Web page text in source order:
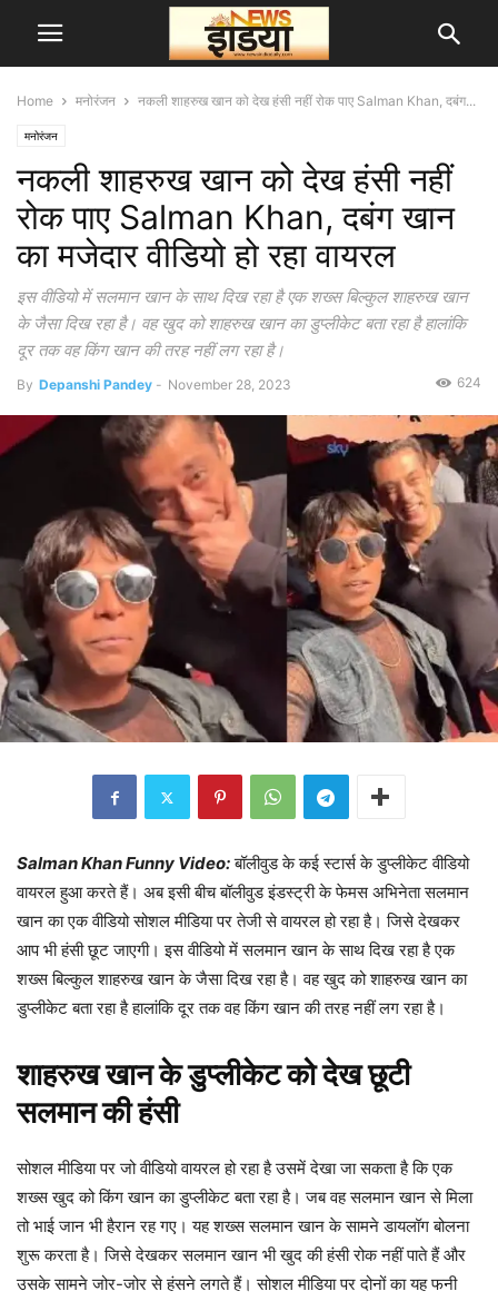
Home मनोरंजन नकली शाहरुख खान को देख हंसी नहीं रोक पाए Salman Khan, दबंग...
मनोरंजन
नकली शाहरुख खान को देख हंसी नहीं
रोक पाए Salman Khan, दबंग खान
का मजेदार वीडियो हो रहा वायरल
इस वीडियो में सलमान खान के साथ दिख रहा है एक शख्स बिल्कुल शाहरुख खान
के जैसा दिख रहा है। वह खुद को शाहरुख खान का डुप्लीकेट बता रहा है हालांकि
दूर तक वह किंग खान की तरह नहीं लग रहा है।
By Depanshi Pandey - November 28, 2023 624
Salman Khan Funny Video:बॉलीवुड के कई स्टार्स के डुप्लीकेट वीडियो
वायरल हुआ करते हैं। अब इसी बीच बॉलीवुड इंडस्ट्री के फेमस अभिनेता सलमान
खान का एक वीडियो सोशल मीडिया पर तेजी से वायरल हो रहा है। जिसे देखकर
आप भी हंसी छूट जाएगी। इस वीडियो में सलमान खान के साथ दिख रहा है एक
शख्स बिल्कुल शाहरुख खान के जैसा दिख रहा है। वह खुद को शाहरुख खान का
डुप्लीकेट बता रहा है हालांकि दूर तक वह किंग खान की तरह नहीं लग रहा है।
शाहरुख खान के डुप्लीकेट को देख छूटी
सलमान की हंसी
सोशल मीडिया पर जो वीडियो वायरल हो रहा है उसमें देखा जा सकता है कि एक
शख्स खुद को किंग खान का डुप्लीकेट बता रहा है। जब वह सलमान खान से मिला
तो भाई जान भी हैरान रह गए। यह शख्स सलमान खान के सामने डायलॉग बोलना
शुरू करता है। जिसे देखकर सलमान खान भी खुद की हंसी रोक नहीं पाते हैं और
उसके सामने जोर-जोर से हंसने लगते हैं। सोशल मीडिया पर दोनों का यह फनी